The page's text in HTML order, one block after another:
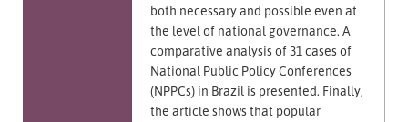
both necessary and possible even at
the level of national governance. A
comparative analysis of 31 cases of
National Public Policy Conferences
(NPPCs) in Brazil is presented. Finally,
the article shows that popular